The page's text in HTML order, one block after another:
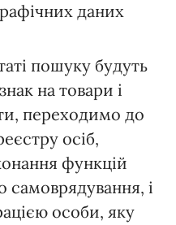
даних
пошуку будуть
на товари і
переходимо до
осіб,
функцій
самоврядування, і
особи, яку